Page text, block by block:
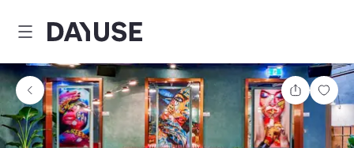
Dayuse
Teilen